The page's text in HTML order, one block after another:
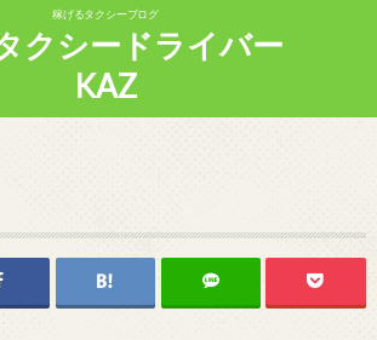
稼げるタクシーブログ
クシードライバー
KAZ